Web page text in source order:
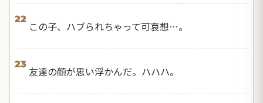
22
この子、ハブられちゃって可哀想…。
23
友達の顔が思い浮かんだ。ハハハ。